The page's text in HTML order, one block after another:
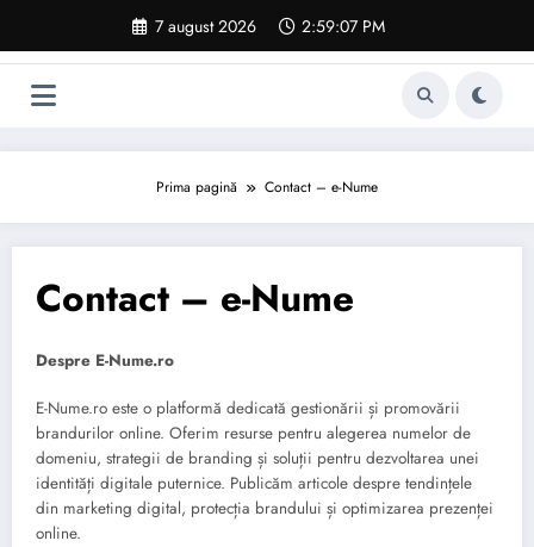
conținut
7 august 2026 2:59:07 PM
Prima pagină Contact – e-Nume
Contact – e-Nume
Despre E-Nume.ro
E-Nume.ro este o platformă dedicată gestionării și promovării
brandurilor online. Oferim resurse pentru alegerea numelor de
domeniu, strategii de branding și soluții pentru dezvoltarea unei
identități digitale puternice. Publicăm articole despre tendințele
din marketing digital, protecția brandului și optimizarea prezenței
online.